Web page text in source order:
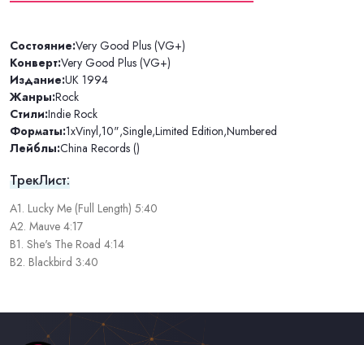
Состояние:Very Good Plus (VG+)
Конверт:Very Good Plus (VG+)
Издание:UK 1994
Жанры:Rock
Стили:Indie Rock
Форматы:1xVinyl,10",Single,Limited Edition,Numbered
Лейблы:China Records ()
ТрекЛист:
A1. Lucky Me (Full Length) 5:40
A2. Mauve 4:17
B1. She's The Road 4:14
B2. Blackbird 3:40